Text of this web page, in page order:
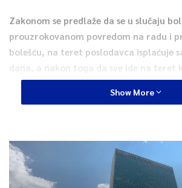
Zakonom se predlaže da se u slučaju
prouzrokovanom povredom na radu i
bolešću, na teret poslodavca isplaćuje
dana, a nakon toga da sve ide na teret
zavoda zdravstvenog osiguranju.
profesionalne bolesti uvedena iz
poslodavac ima mogućnost utjecati na
mogu dovesti do povrede na radu i
Show More